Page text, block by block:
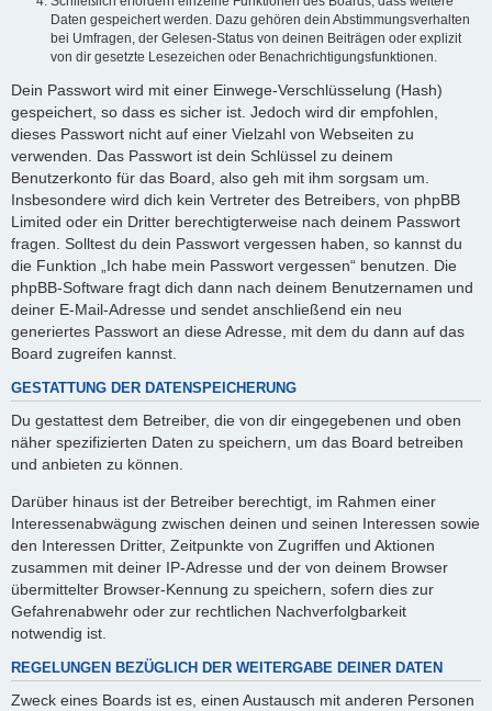
Daten gespeichert werden. Dazu gehören dein Abstimmungsverhalten
bei Umfragen, der Gelesen-Status von deinen Beiträgen oder explizit
von dir gesetzte Lesezeichen oder Benachrichtigungsfunktionen.
Dein Passwort wird mit einer Einwege-Verschlüsselung (Hash)
gespeichert, so dass es sicher ist. Jedoch wird dir empfohlen,
dieses Passwort nicht auf einer Vielzahl von Webseiten zu
verwenden. Das Passwort ist dein Schlüssel zu deinem
Benutzerkonto für das Board, also geh mit ihm sorgsam um.
Insbesondere wird dich kein Vertreter des Betreibers, von phpBB
Limited oder ein Dritter berechtigterweise nach deinem Passwort
fragen. Solltest du dein Passwort vergessen haben, so kannst du
die Funktion „Ich habe mein Passwort vergessen“ benutzen. Die
phpBB-Software fragt dich dann nach deinem Benutzernamen und
deiner E-Mail-Adresse und sendet anschließend ein neu
generiertes Passwort an diese Adresse, mit dem du dann auf das
Board zugreifen kannst.
GESTATTUNG DER DATENSPEICHERUNG
Du gestattest dem Betreiber, die von dir eingegebenen und oben
näher spezifizierten Daten zu speichern, um das Board betreiben
und anbieten zu können.
Darüber hinaus ist der Betreiber berechtigt, im Rahmen einer
Interessenabwägung zwischen deinen und seinen Interessen sowie
den Interessen Dritter, Zeitpunkte von Zugriffen und Aktionen
zusammen mit deiner IP-Adresse und der von deinem Browser
übermittelter Browser-Kennung zu speichern, sofern dies zur
Gefahrenabwehr oder zur rechtlichen Nachverfolgbarkeit
notwendig ist.
REGELUNGEN BEZÜGLICH DER WEITERGABE DEINER DATEN
Zweck eines Boards ist es, einen Austausch mit anderen Personen